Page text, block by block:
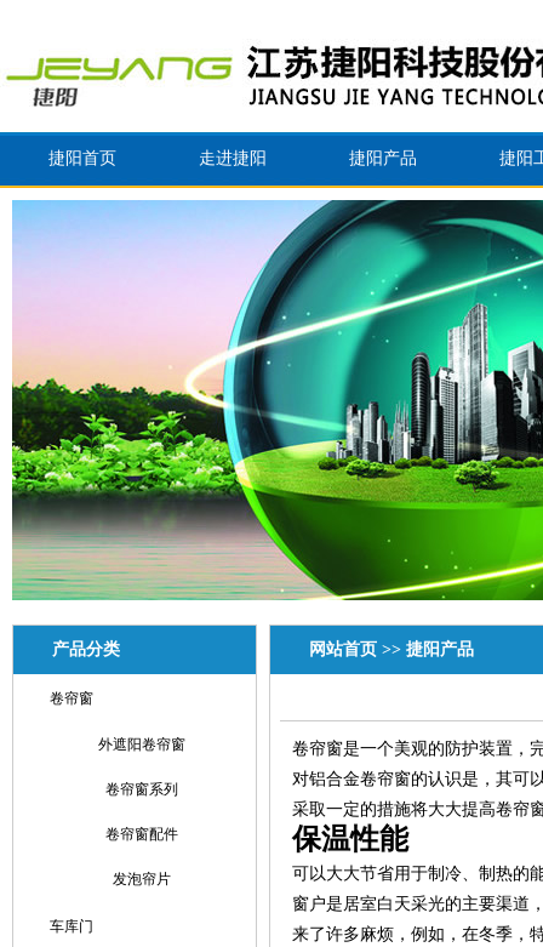
捷阳首页 走进捷阳 捷阳产品 捷阳
产品分类
卷帘窗
外遮阳卷帘窗
卷帘窗系列
卷帘窗配件
发泡帘片
车库门
网站首页 >> 捷阳产品
卷帘窗是一个美观的防护装置，
对铝合金卷帘窗的认识是，其可
采取一定的措施将大大提高卷帘
保温性能
可以大大节省用于制冷、制热的
窗户是居室白天采光的主要渠道
来了许多麻烦，例如，在冬季，